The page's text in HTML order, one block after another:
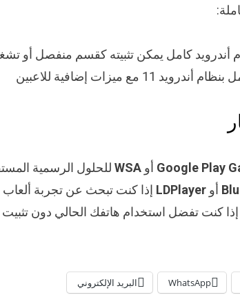
أندرويد كامل يمكن تثبيته كقسم منفصل أو
أندرويد 11 مع ميزات إضافية للاعبين
Google Play أو WSA للحلول الرسمية
أو LDPlayer إذا كنت تبحث عن تجربة ألعاب
إذا كنت تفضل استخدام هاتفك الحالي دون تثبيت
WhatsApp البريد الإلكتروني